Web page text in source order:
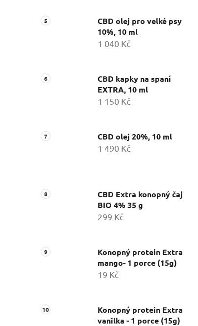
CBD olej pro velké psy
10%, 10 ml
1 040 Kč
CBD kapky na spaní
EXTRA, 10 ml
1 150 Kč
CBD olej 20%, 10 ml
1 490 Kč
CBD Extra konopný čaj
BIO 4% 35 g
299 Kč
Konopný protein Extra
mango- 1 porce (15g)
19 Kč
Konopný protein Extra
vanilka - 1 porce (15g)